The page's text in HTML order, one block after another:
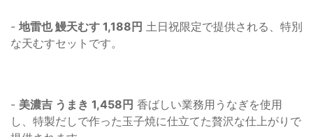
- 地雷也 鰻天むす 1,188円 土日祝限定で提供される、特別
な天むすセットです。
- 美濃吉 うまき 1,458円 香ばしい業務用うなぎを使用
し、特製だしで作った玉子焼に仕立てた贅沢な仕上がりで